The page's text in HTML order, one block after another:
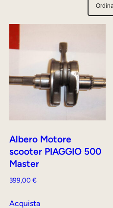
Albero Motore
scooter PIAGGIO 500
Master
399,00€
Acquista